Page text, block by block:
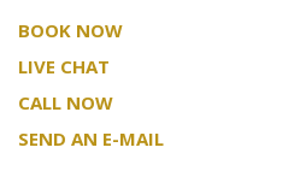
BOOK NOW
LIVE CHAT
CALL NOW
SEND AN E-MAIL